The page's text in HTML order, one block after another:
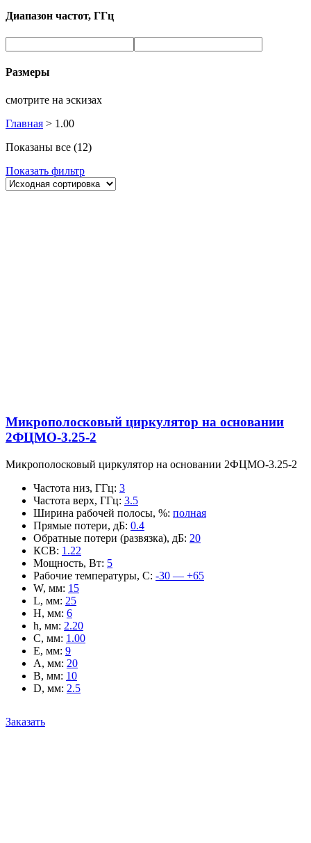
Диапазон частот, ГГц
Размеры
смотрите на эскизах
Главная > 1.00
Показаны все (12)
Показать фильтр
Микрополосковый циркулятор на основании
2ФЦМО-3.25-2
Микрополосковый циркулятор на основании 2ФЦМО-3.25-2
Частота низ, ГГц: 3
Частота верх, ГГц: 3.5
Ширина рабочей полосы, %: полная
Прямые потери, дБ: 0.4
Обратные потери (развязка), дБ: 20
КСВ: 1.22
Мощность, Вт: 5
Рабочие температуры, С: -30 — +65
W, мм: 15
L, мм: 25
H, мм: 6
h, мм: 2.20
C, мм: 1.00
E, мм: 9
A, мм: 20
B, мм: 10
D, мм: 2.5
Заказать